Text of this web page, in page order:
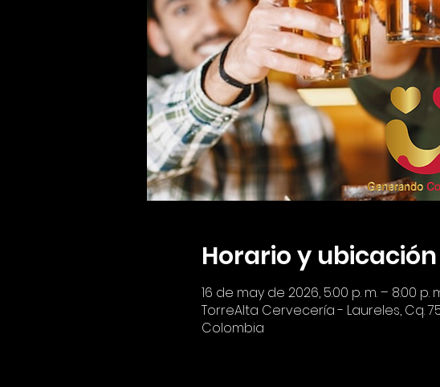
Horario y ubicación
16 de may de 2026, 5:00 p. m. – 8:00 p.
TorreAlta Cervecería - Laureles, Cq.
Colombia